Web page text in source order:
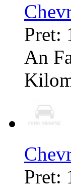
Pret:
An
Pret: